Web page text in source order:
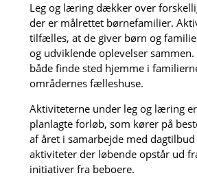
Leg og læring dækker over
der er målrettet børnefamilier.
tilfælles, at de giver børn og
og udviklende oplevelser
både finde sted hjemme i
områdernes fælleshuse.
Aktiviteterne under leg og læring
planlagte forløb, som kører på
af året i samarbejde med
aktiviteter der løbende opstår ud
initiativer fra beboere.